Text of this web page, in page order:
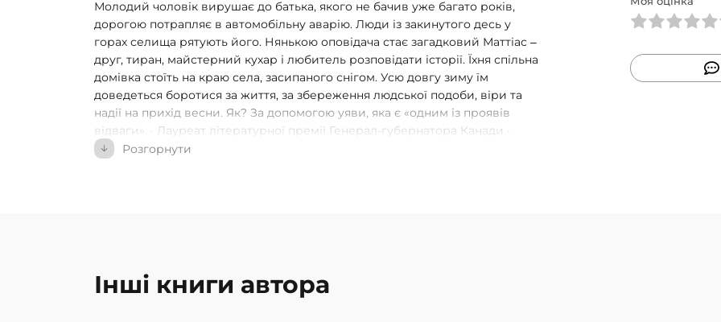
Молодий чоловік вирушає до батька, якого не бачив уже багато років,
дорогою потрапляє в автомобільну аварію. Люди із закинутого десь у
горах селища рятують його. Нянькою оповідача стає загадковий Маттіас ‒
друг, тиран, майстерний кухар і любитель розповідати історії. Їхня спільна
домівка стоїть на краю села, засипаного снігом. Усю довгу зиму їм
доведеться боротися за життя, за збереження людської подоби, віри та
надії на прихід весни. Як? За допомогою уяви, яка є «одним із проявів
відваги». · Лауреат літературної премії Генерал-губернатора Канади ·
Лауреат літературної премії Франція — Квебек · Лауреат літературної
Настільки своєрідний і сильний голос автора… Майже кожен розділ
починається з опису снігу: здається, що якоїсь миті це стане неможливим,
Розгорнути
Інші книги автора